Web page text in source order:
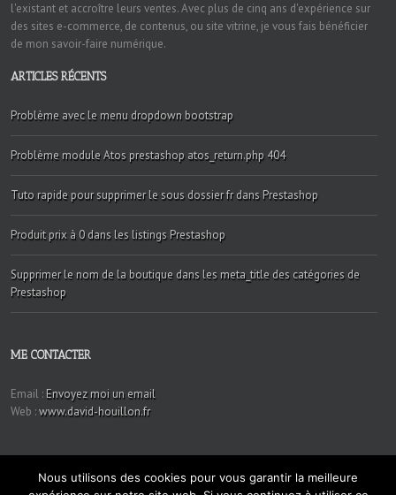
l'existant et accroître leurs ventes. Avec plus de cinq ans d'expérience sur
des sites e-commerce, de contenus, ou site vitrine, je vous fais bénéficier
de mon savoir-faire numérique.
ARTICLES RÉCENTS
Problème avec le menu dropdown bootstrap
Problème module Atos prestashop atos_return.php 404
Tuto rapide pour supprimer le sous dossier fr dans Prestashop
Produit prix à 0 dans les listings Prestashop
Supprimer le nom de la boutique dans les meta_title des catégories de
Prestashop
ME CONTACTER
Email : Envoyez moi un email
Web :www.david-houillon.fr
Nous utilisons des cookies pour vous garantir la meilleure